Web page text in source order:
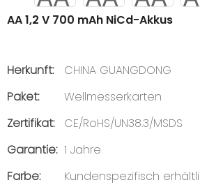
AA 1,2 V 700 mAh NiCd-Akkus
Herkunft:
CHINA GUANGDONG
Paket:
Wellmesserkarten
Zertifikat:
CE/RoHS/UN38.3/MSDS
Garantie: 1 Jahre
Farbe:
Kundenspezifisch